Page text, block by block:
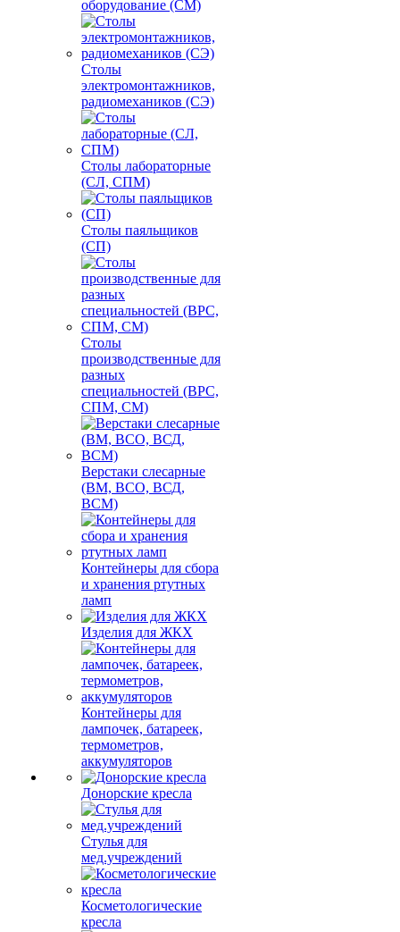
оборудование (СМ)
Столы
электромонтажников,
радиомехаников (СЭ)
Столы лабораторные
(СЛ, СПМ)
Столы паяльщиков
(СП)
Столы
производственные для
разных
специальностей (ВРС,
СПМ, СМ)
Верстаки слесарные
(ВМ, ВСО, ВСД,
ВСМ)
Контейнеры для сбора
и хранения ртутных
ламп
Изделия для ЖКХ
Контейнеры для
лампочек, батареек,
термометров,
аккумуляторов
Донорские кресла
Стулья для
мед.учреждений
Косметологические
кресла